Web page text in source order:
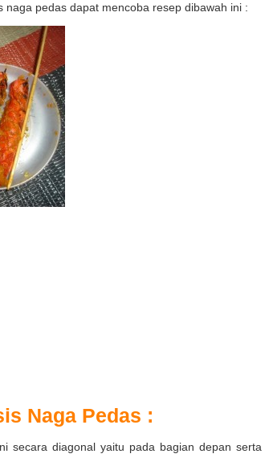
naga pedas dapat mencoba resep dibawah ini :
Naga Pedas :
secara diagonal yaitu pada bagian depan serta